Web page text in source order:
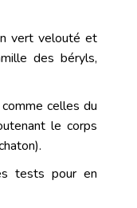
vert velouté et
des béryls,
celles du
le corps
tests pour en